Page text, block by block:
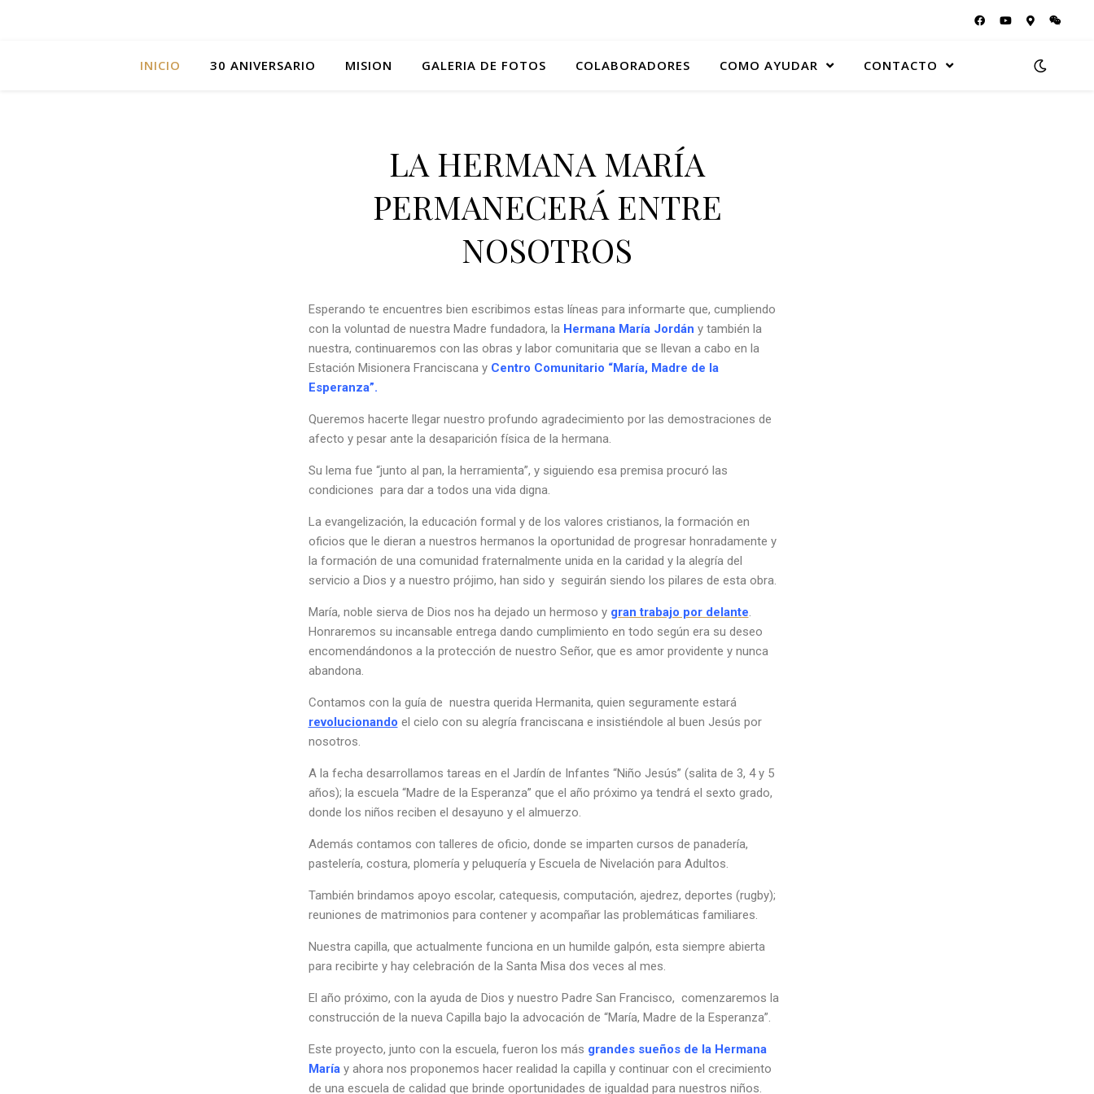
INICIO 30 ANIVERSARIO MISION GALERIA DE FOTOS COLABORADORES COMO AYUDAR CONTACTO
LA HERMANA MARÍA
PERMANECERÁ ENTRE
NOSOTROS
Esperando te encuentres bien escribimos estas líneas para informarte que, cumpliendo
con la voluntad de nuestra Madre fundadora, la Hermana María Jordán y también la
nuestra, continuaremos con las obras y labor comunitaria que se llevan a cabo en la
Estación Misionera Franciscana y Centro Comunitario “María, Madre de la
Esperanza”.
Queremos hacerte llegar nuestro profundo agradecimiento por las demostraciones de
afecto y pesar ante la desaparición física de la hermana.
Su lema fue “junto al pan, la herramienta”, y siguiendo esa premisa procuró las
condiciones para dar a todos una vida digna.
La evangelización, la educación formal y de los valores cristianos, la formación en
oficios que le dieran a nuestros hermanos la oportunidad de progresar honradamente y
la formación de una comunidad fraternalmente unida en la caridad y la alegría del
servicio a Dios y a nuestro prójimo, han sido y seguirán siendo los pilares de esta obra.
María, noble sierva de Dios nos ha dejado un hermoso y gran trabajo por delante.
Honraremos su incansable entrega dando cumplimiento en todo según era su deseo
encomendándonos a la protección de nuestro Señor, que es amor providente y nunca
abandona.
Contamos con la guía de nuestra querida Hermanita, quien seguramente estará
revolucionando el cielo con su alegría franciscana e insistiéndole al buen Jesús por
nosotros.
A la fecha desarrollamos tareas en el Jardín de Infantes “Niño Jesús” (salita de 3, 4 y 5
años); la escuela “Madre de la Esperanza” que el año próximo ya tendrá el sexto grado,
donde los niños reciben el desayuno y el almuerzo.
Además contamos con talleres de oficio, donde se imparten cursos de panadería,
pastelería, costura, plomería y peluquería y Escuela de Nivelación para Adultos.
También brindamos apoyo escolar, catequesis, computación, ajedrez, deportes (rugby);
reuniones de matrimonios para contener y acompañar las problemáticas familiares.
Nuestra capilla, que actualmente funciona en un humilde galpón, esta siempre abierta
para recibirte y hay celebración de la Santa Misa dos veces al mes.
El año próximo, con la ayuda de Dios y nuestro Padre San Francisco, comenzaremos la
construcción de la nueva Capilla bajo la advocación de “María, Madre de la Esperanza”.
Este proyecto, junto con la escuela, fueron los más grandes sueños de la Hermana
María y ahora nos proponemos hacer realidad la capilla y continuar con el crecimiento
de una escuela de calidad que brinde oportunidades de igualdad para nuestros niños.